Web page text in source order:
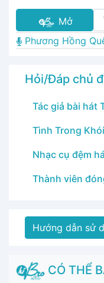
Mở
Phương Hồng
Hỏi/Đáp chủ
Tác giả bài hát
Tình Trong
Nhạc cụ đệm
Thành viên
Hướng dẫn sử
CÓ THỂ